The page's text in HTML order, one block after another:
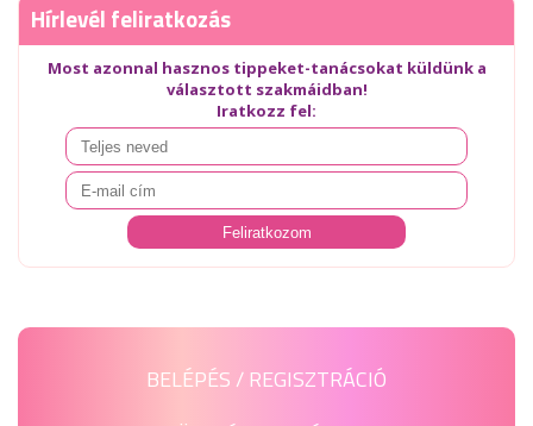
Hírlevél feliratkozás
Most azonnal hasznos tippeket-tanácsokat küldünk a
választott szakmáidban!
Iratkozz fel:
BELÉPÉS / REGISZTRÁCIÓ